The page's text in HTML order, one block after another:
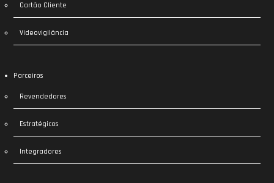
Cartão Cliente
Videovigilância
Parceiros
Revendedores
Estratégicos
Integradores